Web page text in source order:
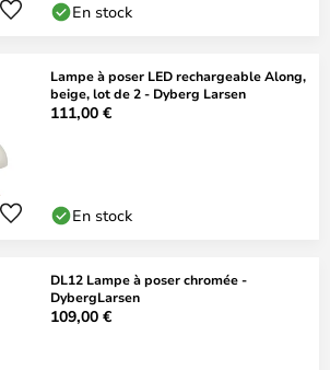
En stock
Lampe à poser LED rechargeable Along,
beige, lot de 2 - Dyberg Larsen
111,00 €
En stock
DL12 Lampe à poser chromée -
DybergLarsen
109,00 €